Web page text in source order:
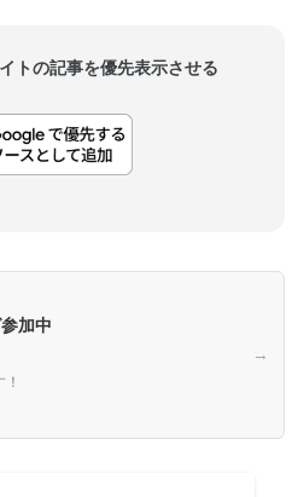
トの記事を優先表示させる
加中
→